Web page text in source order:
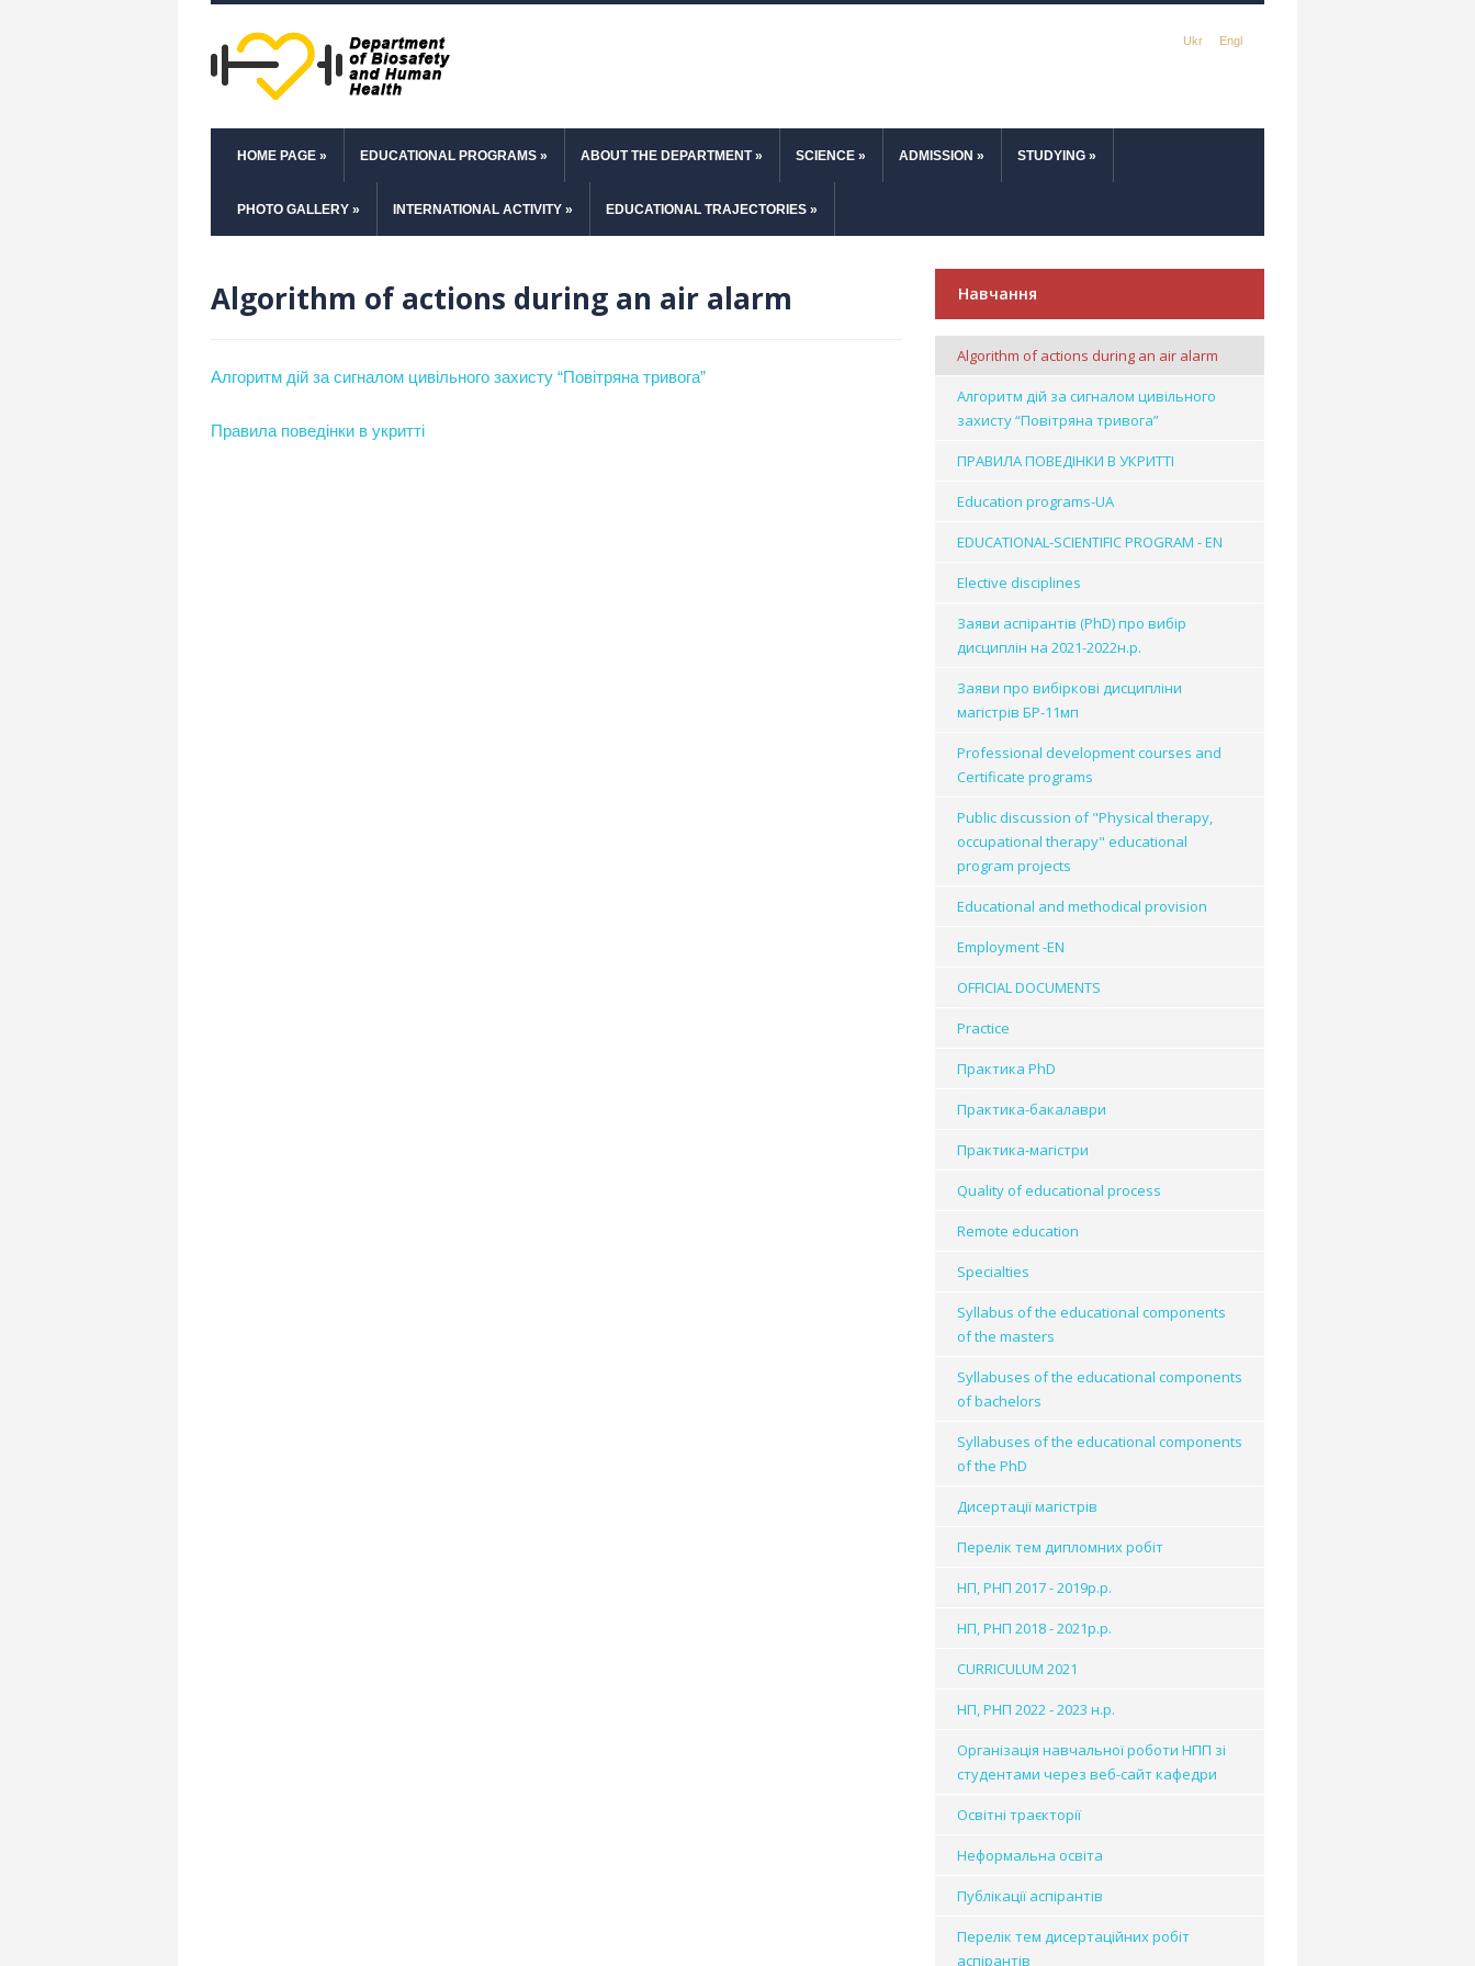
Ukr Engl
HOME PAGE » EDUCATIONAL PROGRAMS » ABOUT THE DEPARTMENT» SCIENCE » ADMISSION » STUDYING »
PHOTO GALLERY » INTERNATIONAL ACTIVITY » EDUCATIONAL TRAJECTORIES »
Algorithm of actions during an air alarm
Алгоритм дій за сигналом цивільного захисту “Повітряна тривога”
Правила поведінки в укритті
Навчання
Algorithm of actions during an air alarm
Алгоритм дій за сигналом цивільного
захисту “Повітряна тривога”
ПРАВИЛА ПОВЕДІНКИ В УКРИТТІ
Education programs-UA
EDUCATIONAL-SCIENTIFIC PROGRAM - EN
Elective disciplines
Заяви аспірантів (PhD) про вибір
дисциплін на 2021-2022н.р.
Заяви про вибіркові дисципліни
магістрів БР-11мп
Professional development courses and
Certificate programs
Public discussion of "Physical therapy,
occupational therapy" educational
program projects
Educational and methodical provision
Employment -EN
OFFICIAL DOCUMENTS
Practice
Практика PhD
Практика-бакалаври
Практика-магістри
Quality of educational process
Remote education
Specialties
Syllabus of the educational components
of the masters
Syllabuses of the educational components
of bachelors
Syllabuses of the educational components
of the PhD
Дисертації магістрів
Перелік тем дипломних робіт
НП, РНП 2017 - 2019р.р.
НП, РНП 2018 - 2021р.р.
CURRICULUM 2021
НП, РНП 2022 - 2023 н.р.
Організація навчальної роботи НПП зі
студентами через веб-сайт кафедри
Освітні траєкторії
Неформальна освіта
Публікації аспірантів
Перелік тем дисертаційних робіт
аспірантів